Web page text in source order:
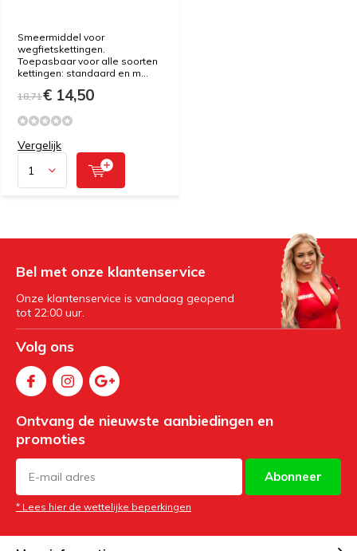
Smeermiddel voor
wegfietskettingen.
Toepasbaar voor alle soorten
kettingen: standaard en m...
18,71€ 14,50
Vergelijk
Bel met onze klantenservice
Onze klantenservice is vandaag geopend
tot 22:00 uur.
Volg ons
Ontvang de nieuwste aanbiedingen en
promoties
Abonneer
* Lees hier de wettelijke beperkingen